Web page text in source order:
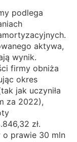
podlega
aktywa,
wynik.
firmy obniża
okres
jak uczyniła
za 2022),
zł.
o prawie 30 mln